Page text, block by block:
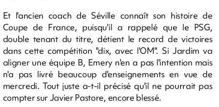
Et l'ancien coach de Séville connaît son histoire de
Coupe de France, puisqu'il a rappelé que le PSG,
double tenant du titre, détient le record de victoires
dans cette compétition "dix, avec l'OM". Si Jardim va
aligner une équipe B, Emery n'en a pas l'intention mais
n'a pas livré beaucoup d'enseignements en vue de
mercredi. Tout juste a-t-il précisé qu'il ne pourrait pas
compter sur Javier Pastore, encore blessé.